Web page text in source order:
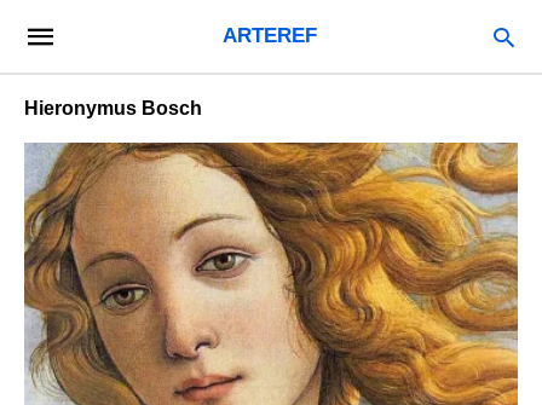
ARTEREF
Hieronymus Bosch